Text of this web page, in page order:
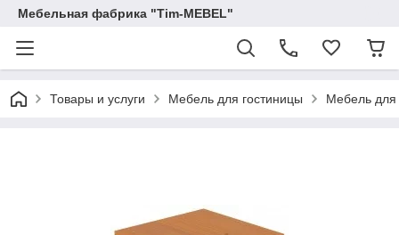
Мебельная фабрика "Tim-MEBEL"
Товары и услуги Мебель для гостиницы Мебель для